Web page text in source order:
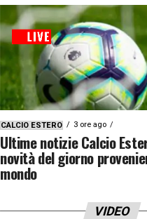
CALCIO ESTERO 3 ore ago
Ultime notizie Calcio
novità del giorno
mondo
VIDEO